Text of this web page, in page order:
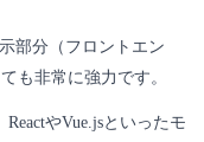
部分（フロントエン
も非常に強力です。
やVue.jsといったモ